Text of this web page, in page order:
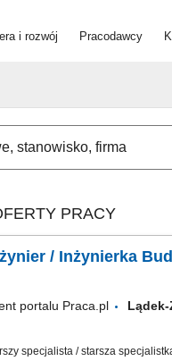
i rozwój Pracodawcy
PRACY
/ Inżynierka
portalu Praca.pl
specjalista / starsza